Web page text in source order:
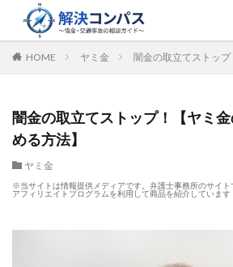
HOME ヤミ金 闇金の取立てストッ
闇金の取立てストップ！【ヤミ
める方法】
ヤミ金
※当サイトは情報提供メディアです。弁護士事務所のサイ
アフィリエイトプログラムを利用して商品を紹介しています